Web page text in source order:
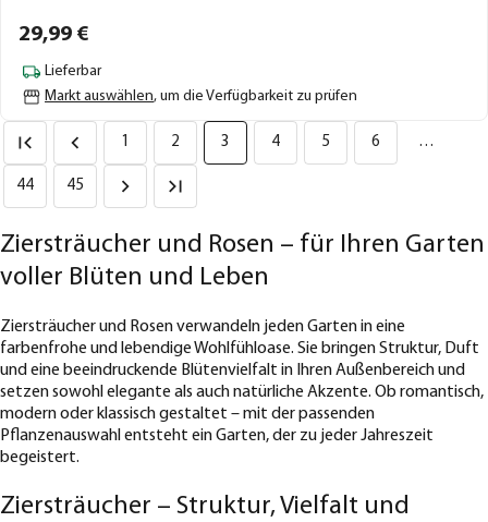
29,99 €
Lieferbar
Markt auswählen, um die Verfügbarkeit zu prüfen
1 2 3 4 5 6 …
44 45
Ziersträucher und Rosen – für Ihren Garten
voller Blüten und Leben
Ziersträucher und Rosen verwandeln jeden Garten in eine
farbenfrohe und lebendige Wohlfühloase. Sie bringen Struktur, Duft
und eine beeindruckende Blütenvielfalt in Ihren Außenbereich und
setzen sowohl elegante als auch natürliche Akzente. Ob romantisch,
modern oder klassisch gestaltet – mit der passenden
Pflanzenauswahl entsteht ein Garten, der zu jeder Jahreszeit
begeistert.
Ziersträucher – Struktur, Vielfalt und